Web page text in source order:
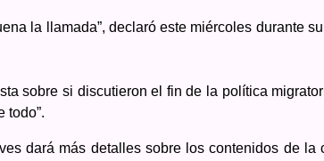
la llamada”, declaró este miércoles durante
sobre si discutieron el fin de la política
todo”.
dará más detalles sobre los contenidos de